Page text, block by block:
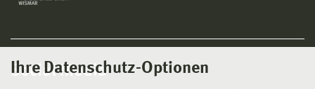
Ihre Datenschutz-Optionen
Social Media